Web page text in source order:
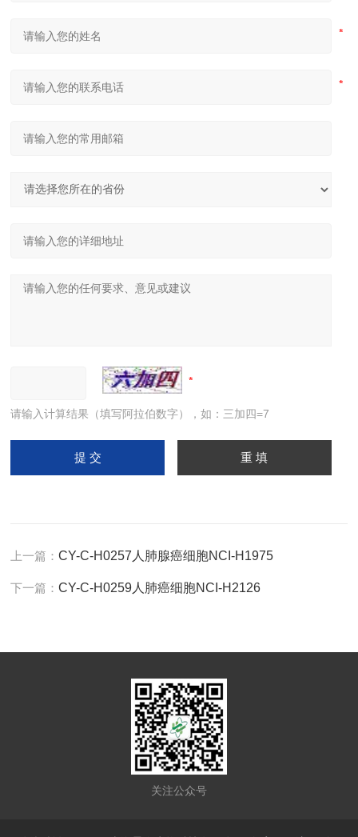
请输入计算结果（填写阿拉伯数字），如：三加四=7
上一篇：CY-C-H0257人肺腺癌细胞NCI-H1975
下一篇：CY-C-H0259人肺癌细胞NCI-H2126
关注公众号